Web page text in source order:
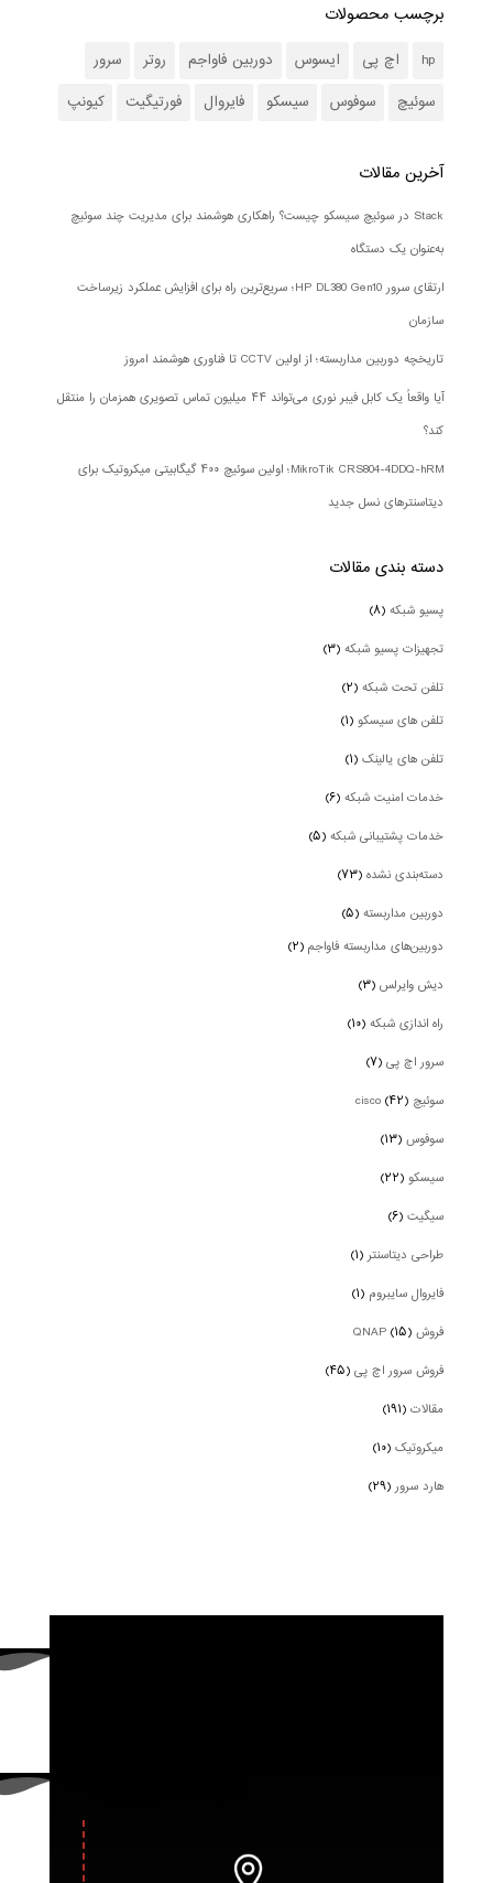
برچسب محصولات
hp اچ پی ایسوس دوربین فاواجم روتر
سرور
سوئیچ
سوفوس سیسکو فایروال فورتیگیت کیونپ
آخرین مقالات
Stack در سوئیچ سیسکو چیست؟ راهکاری هوشمند برای مدیریت چند سوئیچ
به‌عنوان یک دستگاه
ارتقای سرور HP DL380 Gen10؛ سریع‌ترین راه برای افزایش عملکرد زیرساخت
سازمان
تاریخچه دوربین مداربسته؛ از اولین CCTV تا فناوری هوشمند امروز
آیا واقعاً یک کابل فیبر نوری می‌تواند ۴۴ میلیون تماس تصویری همزمان را منتقل
کند؟
MikroTik CRS804-4DDQ-hRM؛ اولین سوئیچ ۴۰۰ گیگابیتی میکروتیک برای
دیتاسنترهای نسل جدید
دسته بندی‌ مقالات
پسیو شبکه(۸)
تجهیزات پسیو شبکه(۳)
تلفن تحت شبکه(۲)
تلفن های سیسکو(۱)
تلفن های یالینک(۱)
خدمات امنیت شبکه(۶)
خدمات پشتیبانی شبکه(۵)
دسته‌بندی نشده(۷۳)
دوربین‌ مداربسته(۵)
دوربین‌های مداربسته فاواجم(۲)
دیش وایرلس(۳)
راه اندازی شبکه(۱۰)
سرور اچ پی(۷)
سوئیچ cisco (۴۲)
سوفوس(۱۳)
سیسکو(۲۲)
سیگیت(۶)
طراحی دیتاسنتر(۱)
فایروال سایبروم (۱)
فروش QNAP (۱۵)
فروش سرور اچ پی(۴۵)
مقالات(۱۹۱)
میکروتیک(۱۰)
هارد سرور(۲۹)